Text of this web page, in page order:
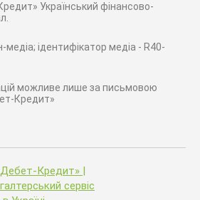
Український фінансово-
медіа; ідентифікатор медіа - R40-
можливе лише за письмовою
Кредит»